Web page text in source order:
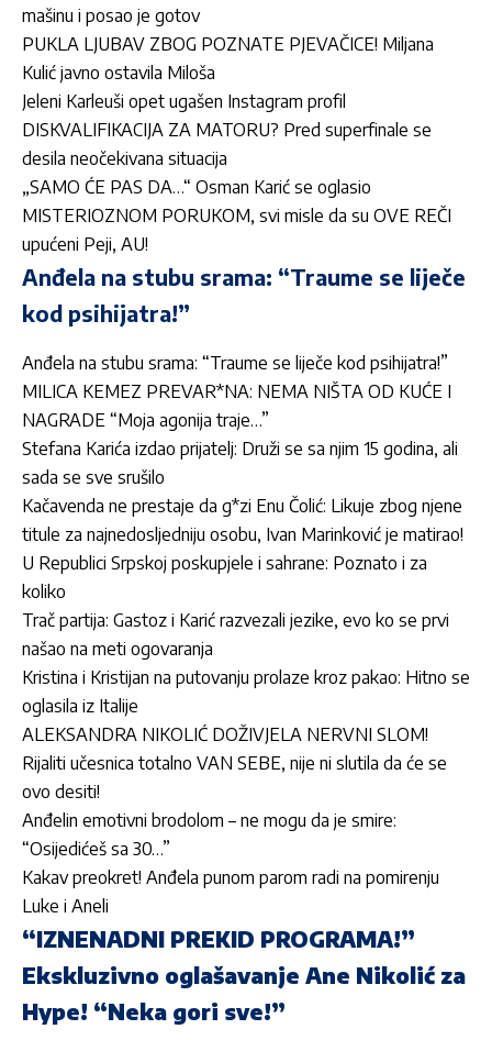
mašinu i posao je gotov
PUKLA LJUBAV ZBOG POZNATE PJEVAČICE! Miljana
Kulić javno ostavila Miloša
Jeleni Karleuši opet ugašen Instagram profil
DISKVALIFIKACIJA ZA MATORU? Pred superfinale se
desila neočekivana situacija
„SAMO ĆE PAS DA…“ Osman Karić se oglasio
MISTERIOZNOM PORUKOM, svi misle da su OVE REČI
upućeni Peji, AU!
Anđela na stubu srama: “Traume se liječe
kod psihijatra!”
Anđela na stubu srama: “Traume se liječe kod psihijatra!”
MILICA KEMEZ PREVAR*NA: NEMA NIŠTA OD KUĆE I
NAGRADE “Moja agonija traje…”
Stefana Karića izdao prijatelj: Druži se sa njim 15 godina, ali
sada se sve srušilo
Kačavenda ne prestaje da g*zi Enu Čolić: Likuje zbog njene
titule za najnedosljedniju osobu, Ivan Marinković je matirao!
U Republici Srpskoj poskupjele i sahrane: Poznato i za
koliko
Trač partija: Gastoz i Karić razvezali jezike, evo ko se prvi
našao na meti ogovaranja
Kristina i Kristijan na putovanju prolaze kroz pakao: Hitno se
oglasila iz Italije
ALEKSANDRA NIKOLIĆ DOŽIVJELA NERVNI SLOM!
Rijaliti učesnica totalno VAN SEBE, nije ni slutila da će se
ovo desiti!
Anđelin emotivni brodolom – ne mogu da je smire:
“Osijedićeš sa 30…”
Kakav preokret! Anđela punom parom radi na pomirenju
Luke i Aneli
“IZNENADNI PREKID PROGRAMA!”
Ekskluzivno oglašavanje Ane Nikolić za
Hype! “Neka gori sve!”